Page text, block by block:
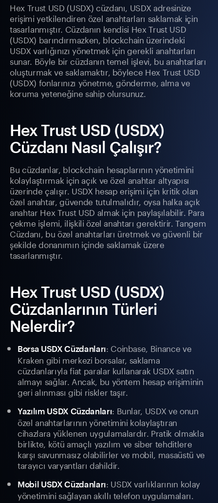
Hex Trust USD (USDX) cüzdanı, USDX adresinize
erişimi yetkilendiren özel anahtarları saklamak için
tasarlanmıştır. Cüzdanın kendisi Hex Trust USD
(USDX) barındırmazken, blockchain üzerindeki
USDX varlığınızı yönetmek için gerekli anahtarları
sunar. Böyle bir cüzdanın temel işlevi, bu anahtarları
oluşturmak ve saklamaktır, böylece Hex Trust USD
(USDX) fonlarınızı yönetme, gönderme, alma ve
koruma yeteneğine sahip olursunuz.
Hex Trust USD (USDX)
Cüzdanı Nasıl Çalışır?
Bu cüzdanlar, blockchain hesaplarının yönetimini
kolaylaştırmak için açık ve özel anahtar altyapısı
üzerinde çalışır. USDX hesap erişimi için kritik olan
özel anahtar, güvende tutulmalıdır, oysa halka açık
anahtar Hex Trust USD almak için paylaşılabilir. Para
çekme işlemi, ilişkili özel anahtarı gerektirir. Tangem
Cüzdanı, bu özel anahtarları üretmek ve güvenli bir
şekilde donanımın içinde saklamak üzere
tasarlanmıştır.
Hex Trust USD (USDX)
Cüzdanlarının Türleri
Nelerdir?
Borsa USDX Cüzdanları: Coinbase, Binance ve
Kraken gibi merkezi borsalar, saklama
cüzdanlarıyla fiat paralar kullanarak USDX satın
almayı sağlar. Ancak, bu yöntem hesap erişiminin
geri alınması gibi riskler taşır.
Yazılım USDX Cüzdanları: Bunlar, USDX ve onun
özel anahtarlarının yönetimini kolaylaştıran
cihazlara yüklenen uygulamalardır. Pratik olmakla
birlikte, kötü amaçlı yazılım ve siber tehditlere
karşı savunmasız olabilirler ve mobil, masaüstü ve
tarayıcı varyantları dahildir.
Mobil USDX Cüzdanları: USDX varlıklarının kolay
yönetimini sağlayan akıllı telefon uygulamaları.